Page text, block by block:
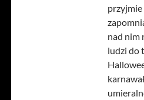
przyjmie
nad nim
ludzi do